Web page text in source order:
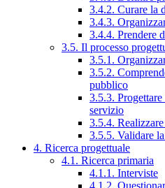
3.4.2. Curare la
3.4.3.
3.4.4. Prendere
3.5. Il processo
3.5.1.
3.5.2.
pubblico
3.5.3.
servizio
3.5.4.
3.5.5. Validare
4. Ricerca progettuale
4.1. Ricerca primaria
4.1.1. Interviste
4.1.2.